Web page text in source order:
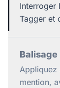
Interroger
Tagger et
Balisage
Appliquez
mention,